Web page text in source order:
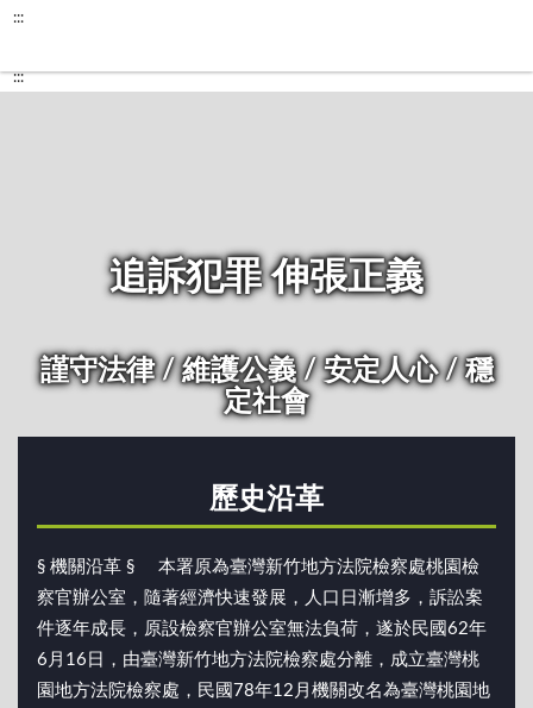
:::
:::
追訴犯罪 伸張正義
謹守法律 / 維護公義 / 安定人心 / 穩
定社會
歷史沿革
§ 機關沿革 § 本署原為臺灣新竹地方法院檢察處桃園檢
察官辦公室，隨著經濟快速發展，人口日漸增多，訴訟案
件逐年成長，原設檢察官辦公室無法負荷，遂於民國62年
6月16日，由臺灣新竹地方法院檢察處分離，成立臺灣桃
園地方法院檢察處，民國78年12月機關改名為臺灣桃園地